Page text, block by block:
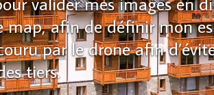
afin de définir mon
par le drone afin
tiers.